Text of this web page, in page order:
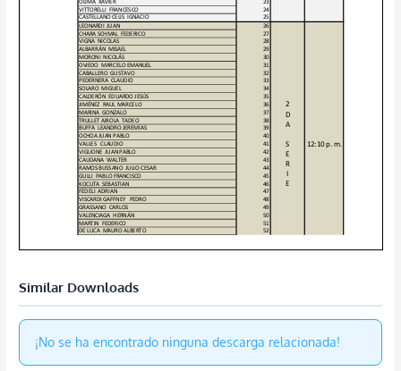
Similar Downloads
¡No se ha encontrado ninguna descarga relacionada!